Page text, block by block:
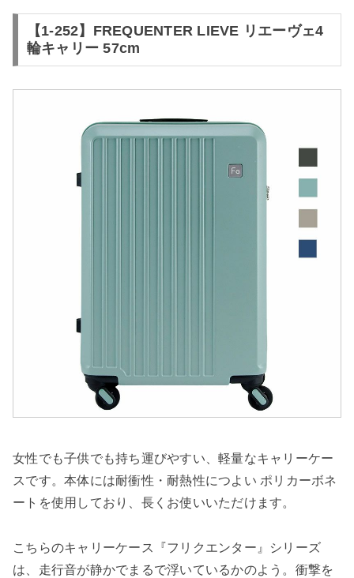
【1-252】FREQUENTER LIEVE リエーヴェ4
輪キャリー 57cm
女性でも子供でも持ち運びやすい、軽量なキャリーケー
スです。本体には耐衝性・耐熱性につよい ポリカーボネ
ートを使用しており、長くお使いいただけます。
こちらのキャリーケース『フリクエンター』シリーズ
は、走行音が静かでまるで浮いているかのよう。衝撃を